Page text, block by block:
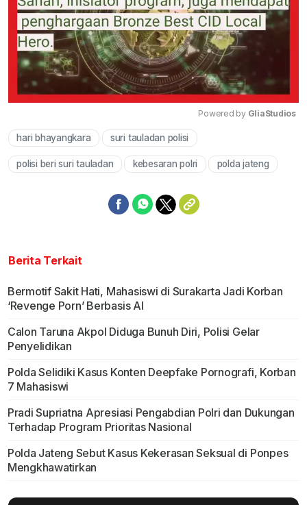
Powered by GliaStudios
hari bhayangkara suri tauladan polisi
polisi beri suri tauladan kebesaran polri polda jateng
Berita Terkait
Bermotif Sakit Hati, Mahasiswi di Surakarta Jadi Korban
‘Revenge Porn’ Berbasis AI
Calon Taruna Akpol Diduga Bunuh Diri, Polisi Gelar
Penyelidikan
Polda Selidiki Kasus Konten Deepfake Pornografi, Korban
7 Mahasiswi
Pradi Supriatna Apresiasi Pengabdian Polri dan Dukungan
Terhadap Program Prioritas Nasional
Polda Jateng Sebut Kasus Kekerasan Seksual di Ponpes
Mengkhawatirkan